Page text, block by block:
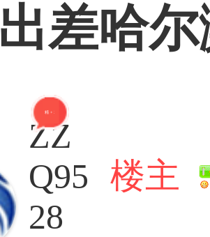
出差哈
精 + 2
ZZ
Q95
28
楼主